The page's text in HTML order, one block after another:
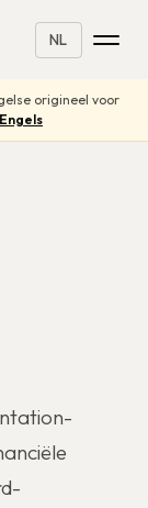
NL
origineel voor